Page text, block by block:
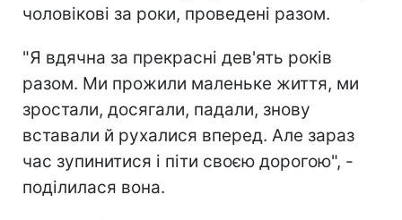
чоловікові за роки, проведені разом.
"Я вдячна за прекрасні дев'ять років
разом. Ми прожили маленьке життя, ми
зростали, досягали, падали, знову
вставали й рухалися вперед. Але зараз
час зупинитися і піти своєю дорогою", -
поділилася вона.